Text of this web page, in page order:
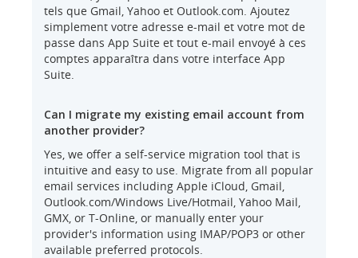
tels que Gmail, Yahoo et Outlook.com. Ajoutez
simplement votre adresse e-mail et votre mot de
passe dans App Suite et tout e-mail envoyé à ces
comptes apparaîtra dans votre interface App
Suite.
Can I migrate my existing email account from
another provider?
Yes, we offer a self-service migration tool that is
intuitive and easy to use. Migrate from all popular
email services including Apple iCloud, Gmail,
Outlook.com/Windows Live/Hotmail, Yahoo Mail,
GMX, or T-Online, or manually enter your
provider's information using IMAP/POP3 or other
available preferred protocols.